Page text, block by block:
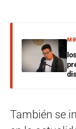
También se